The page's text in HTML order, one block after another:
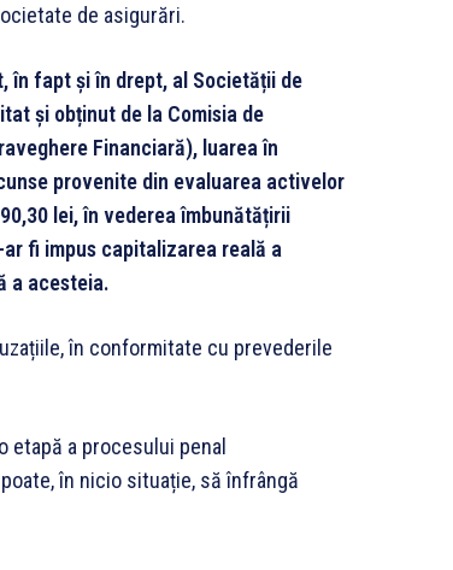
de asigurări.
în fapt și în drept, al Societății de
și obținut de la Comisia de
Financiară), luarea în
provenite din evaluarea activelor
lei, în vederea îmbunătățirii
fi impus capitalizarea reală a
a acesteia.
în conformitate cu prevederile
etapă a procesului penal
în nicio situație, să înfrângă